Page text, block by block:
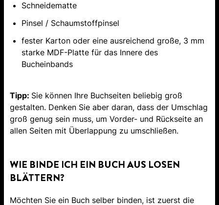
Schneidematte
Pinsel / Schaumstoffpinsel
fester Karton oder eine ausreichend große, 3 mm
starke MDF-Platte für das Innere des
Bucheinbands
Tipp: Sie können Ihre Buchseiten beliebig groß
gestalten. Denken Sie aber daran, dass der Umschlag
groß genug sein muss, um Vorder- und Rückseite an
allen Seiten mit Überlappung zu umschließen.
WIE BINDE ICH EIN BUCH AUS LOSEN
BLÄTTERN?
Möchten Sie ein Buch selber binden, ist zuerst die